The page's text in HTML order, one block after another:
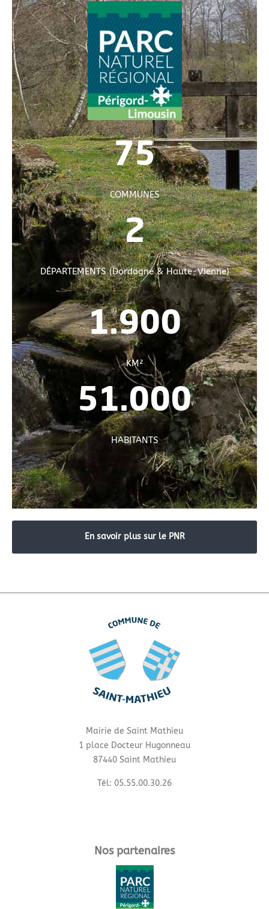
75
COMMUNES
2
DÉPARTEMENTS (Dordogne & Haute-Vienne)
1.900
KM²
51.000
HABITANTS
En savoir plus sur le PNR
Mairie de Saint Mathieu
1 place Docteur Hugonneau
87440 Saint Mathieu
Tél: 05.55.00.30.26
Nos partenaires